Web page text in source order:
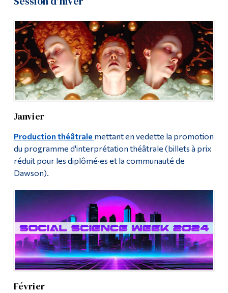
Janvier
Production théâtrale mettant en vedette la promotion
du programme d'interprétation théâtrale (billets à prix
réduit pour les diplômé·es et la communauté de
Dawson).
Février
Diplômé·es et visiteur·euses